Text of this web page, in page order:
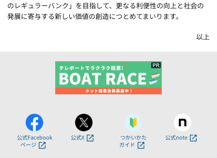
のレギュラーバンク」を目指して、更なる利便性の向上と社会の
発展に寄与する新しい価値の創造につとめてまいります。
以上
公式Facebook
ページ
公式X
つかいかた
ガイド
公式note